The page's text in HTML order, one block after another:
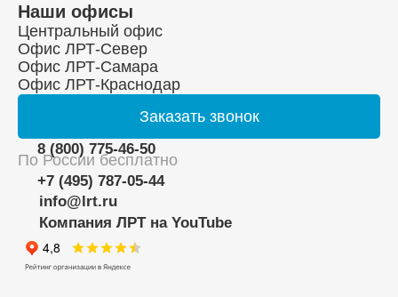
Наши офисы
Центральный офис
Офис ЛРТ-Север
Офис ЛРТ-Самара
Офис ЛРТ-Краснодар
Заказать звонок
8 (800) 775-46-50
По России бесплатно
+7 (495) 787-05-44
info@lrt.ru
Компания ЛРТ на YouTube